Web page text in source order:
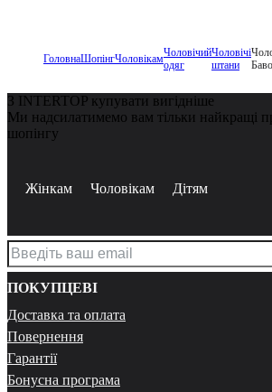
ГоловнаШопінгЧоловікамЧоловічий
одяг
Чоловічі
штани
З INTERTOP купувати вигідніше
Ми надсилатимемо вам тільки найкращі
шопінгу
Жінкам Чоловікам Дітям
ПОКУПЦЕВІ
Доставка та оплата
Повернення
Гарантії
Бонусна програма